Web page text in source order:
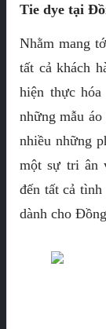
Tie dye tại
Nhằm mang
tất cả khách
hiện thực
những mẫu
nhiều những
một sự tri ân
đến tất cả
dành cho